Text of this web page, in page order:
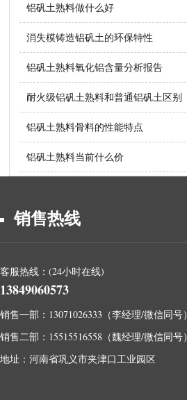
铝矾土熟料做什么好
消失模铸造铝矾土的环保特性
铝矾土熟料氧化铝含量分析报告
耐火级铝矾土熟料和普通铝矾土区别
铝矾土熟料骨料的性能特点
铝矾土熟料当前什么价
销售热线
客服热线：(24小时在线)
13849060573
销售一部：13071026333（李经理/微信同号）
销售二部：15515516558（魏经理/微信同号）
地址：河南省巩义市夹津口工业园区